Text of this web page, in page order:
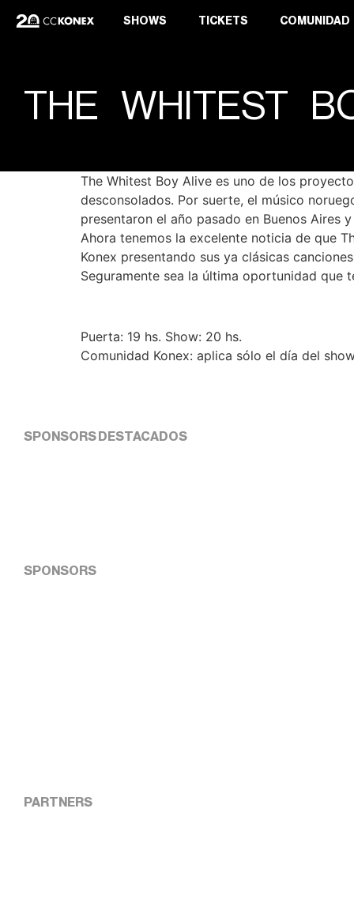
SHOWS TICKETS COMUNIDAD
THE WHITEST
The Whitest Boy Alive es uno de los
desconsolados. Por suerte, el músico
presentaron el año pasado en Buenos Aires
Ahora tenemos la excelente noticia de que
Konex presentando sus ya clásicas
Seguramente sea la última oportunidad que
Puerta: 19 hs. Show: 20 hs.
Comunidad Konex: aplica sólo el día del
SPONSORS DESTACADOS
SPONSORS
PARTNERS